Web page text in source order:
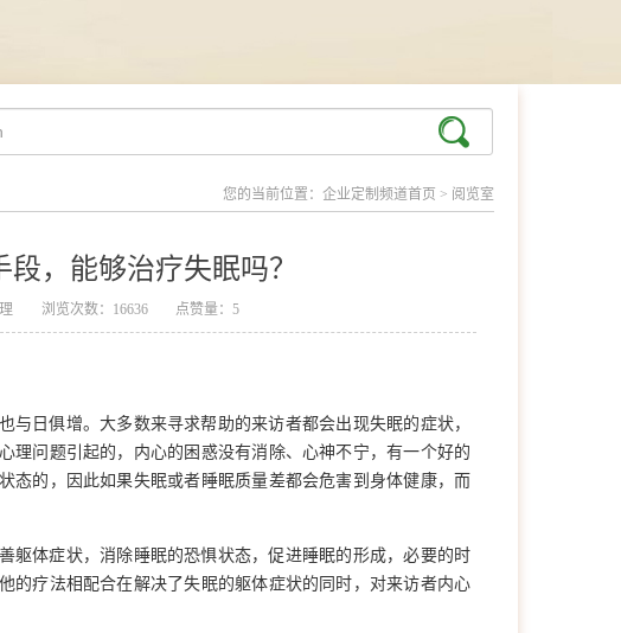
您的当前位置： 企业定制频道首页 > 阅览室
，能够治疗失眠吗？
浏览次数：16636 点赞量：5
日俱增。大多数来寻求帮助的来访者都会出现失眠的症状，
理问题引起的，内心的困惑没有消除、心神不宁，有一个好的
态的，因此如果失眠或者睡眠质量差都会危害到身体健康，而
躯体症状，消除睡眠的恐惧状态，促进睡眠的形成，必要的时
的疗法相配合在解决了失眠的躯体症状的同时，对来访者内心